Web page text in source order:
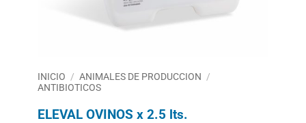
INICIO / ANIMALES DE PRODUCCION /
ANTIBIOTICOS
ELEVAL OVINOS x 2.5 lts.